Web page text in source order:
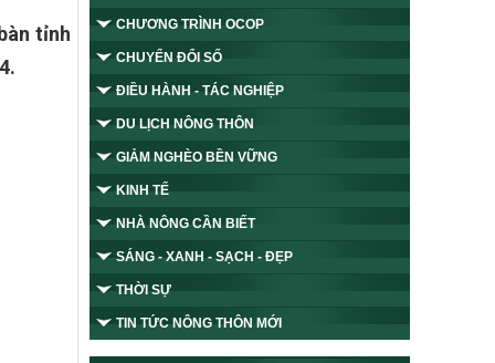
tỉnh
CHƯƠNG TRÌNH OCOP
CHUYỂN ĐỔI SỐ
ĐIỀU HÀNH - TÁC NGHIỆP
DU LỊCH NÔNG THÔN
GIẢM NGHÈO BỀN VỮNG
KINH TẾ
NHÀ NÔNG CẦN BIẾT
SÁNG - XANH - SẠCH - ĐẸP
THỜI SỰ
TIN TỨC NÔNG THÔN MỚI